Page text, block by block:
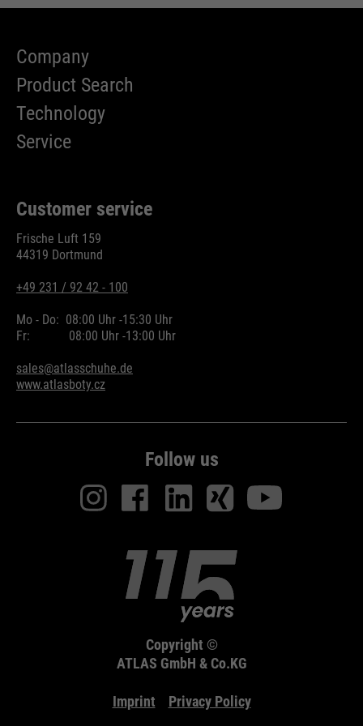
Company
Product Search
Technology
Service
Customer service
Frische Luft 159
44319 Dortmund
+49 231 / 92 42 - 100
Mo - Do: 08:00 Uhr -15:30 Uhr
Fr:
08:00 Uhr -13:00 Uhr
sales@atlasschuhe.de
www.atlasboty.cz
Follow us
Copyright ©
ATLAS GmbH & Co.KG
Imprint Privacy Policy